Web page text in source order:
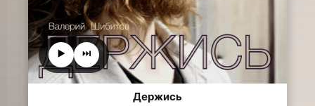
▶️ ⏭
Держись